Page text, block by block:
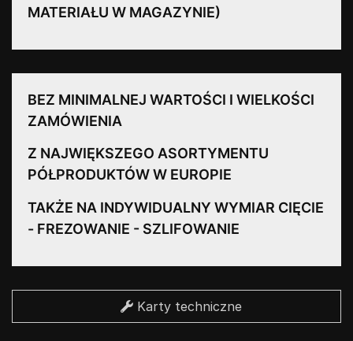
MATERIAŁU W MAGAZYNIE)
BEZ MINIMALNEJ WARTOŚCI I WIELKOŚCI
ZAMÓWIENIA
Z NAJWIĘKSZEGO ASORTYMENTU
PÓŁPRODUKTÓW W EUROPIE
TAKŻE NA INDYWIDUALNY WYMIAR CIĘCIE
- FREZOWANIE - SZLIFOWANIE
Karty techniczne